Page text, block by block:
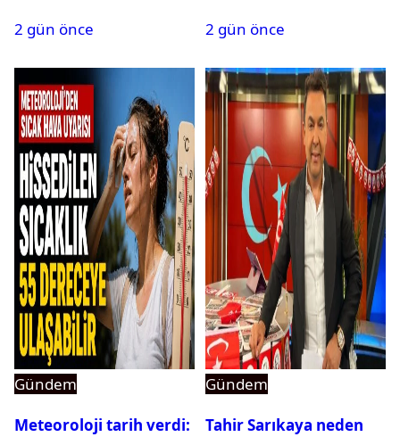
alındı
2 gün önce
2 gün önce
Gündem
Meteoroloji tarih verdi:
Gündem
Tahir Sarıkaya neden